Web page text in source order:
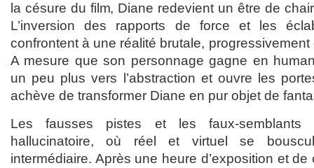
la césure du film, Diane redevient un être de
L’inversion des rapports de force et les
confrontent à une réalité brutale,
A mesure que son personnage gagne en
un peu plus vers l’abstraction et ouvre les
achève de transformer Diane en pur objet de
Les fausses pistes et les faux-semblants
hallucinatoire, où réel et virtuel se
intermédiaire. Après une heure d’exposition et